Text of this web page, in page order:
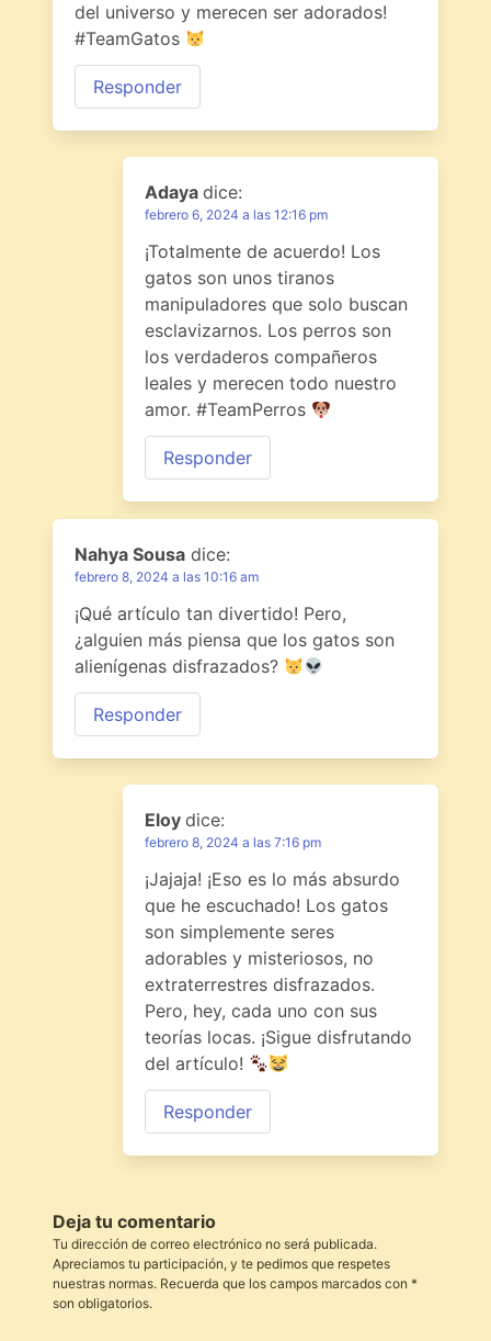
del universo y merecen ser adorados!
#TeamGatos
Responder
Adaya dice:
febrero 6, 2024 a las 12:16 pm
¡Totalmente de acuerdo! Los
gatos son unos tiranos
manipuladores que solo buscan
esclavizarnos. Los perros son
los verdaderos compañeros
leales y merecen todo nuestro
amor. #TeamPerros
Responder
Nahya Sousa dice:
febrero 8, 2024 a las 10:16 am
¡Qué artículo tan divertido! Pero,
¿alguien más piensa que los gatos son
alienígenas disfrazados?
Responder
Eloy dice:
febrero 8, 2024 a las 7:16 pm
¡Jajaja! ¡Eso es lo más absurdo
que he escuchado! Los gatos
son simplemente seres
adorables y misteriosos, no
extraterrestres disfrazados.
Pero, hey, cada uno con sus
teorías locas. ¡Sigue disfrutando
del artículo!
Responder
Deja tu comentario
Tu dirección de correo electrónico no será publicada.
Apreciamos tu participación, y te pedimos que respetes
nuestras normas. Recuerda que los campos marcados con *
son obligatorios.